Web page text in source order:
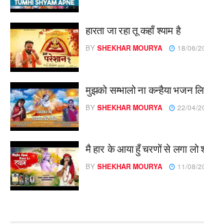
हारता जा रहा तू कहाँ श्याम है
BY SHEKHAR MOURYA 18/06/
मुझको सम्भालो ना कन्हैया भजन
BY SHEKHAR MOURYA 22/04/
मै हार के आया हुँ चरणों से लगा लो
BY SHEKHAR MOURYA 11/08/